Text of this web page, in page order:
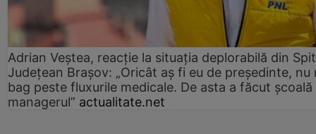
Adrian Veștea, reacție la situația deplorabilă din
Județean Brașov: „Oricât aș fi eu de președinte, nu
bag peste fluxurile medicale. De asta a făcut școală
managerul” actualitate.net